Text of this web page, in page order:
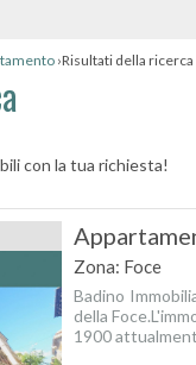
›Risultati della ricerca
con la tua richiesta!
Zona: Foce
Badino
della
1900